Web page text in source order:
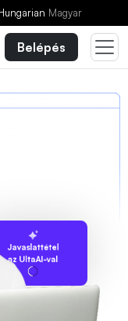
Magyar
Belépés
Javaslattétel
az UltaAI-val